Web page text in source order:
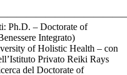
Ph.D. – Doctorate of
Integrato)
of Holistic Health – con
Privato Reiki Rays
del Doctorate of